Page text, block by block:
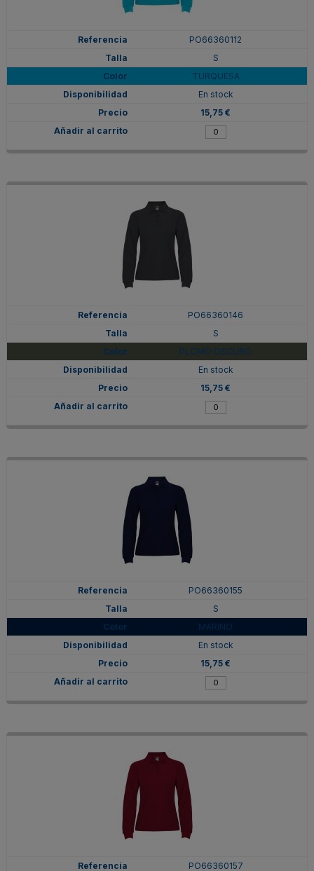
PO66360112
S
TURQUESA
En stock
15,75 €
PO66360146
S
PLOMO OSCURO
En stock
15,75 €
PO66360155
S
MARINO
En stock
15,75 €
PO66360157